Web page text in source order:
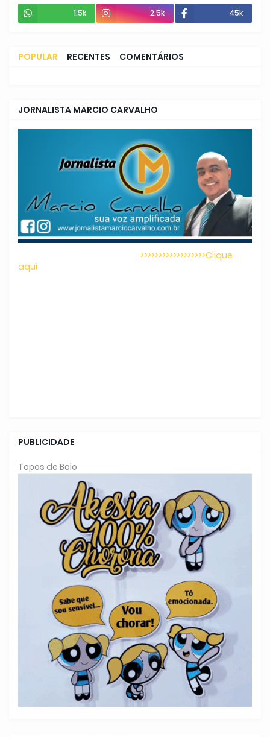
1.5k 2.5k 45k
POPULAR RECENTES COMENTÁRIOS
JORNALISTA MARCIO CARVALHO
>>>>>>>>>>>>>>>>>>Clique
aqui
PUBLICIDADE
Topos de Bolo